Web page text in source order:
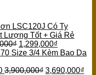
LSC120J Có Ty
Lượng Tốt + Giá Rẻ
₫ 1,299,000₫
Size 3/4 Kèm Bao Da
3,900,000₫ 3,690,000₫